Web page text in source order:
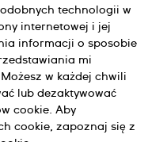
Pliki Cookie
Sklepu
technologii w
internetowej i jej
informacji o sposobie
mi
w każdej chwili
lub dezaktywować
cookie. Aby
cookie, zapoznaj się z